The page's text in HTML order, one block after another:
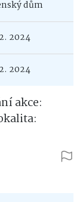
dům
2024
2024
akce: